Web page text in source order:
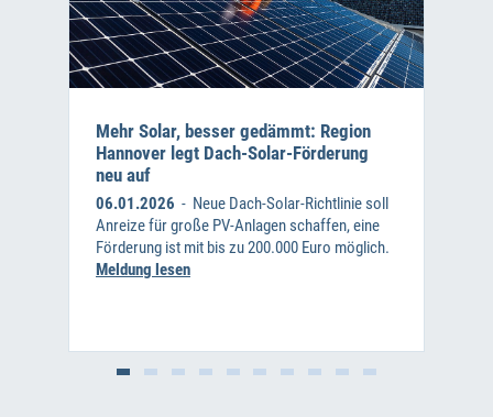
Mehr Solar, besser gedämmt: Region
Hannover legt Dach-Solar-Förderung
neu auf
06.01.2026 - Neue Dach-Solar-Richtlinie soll
Anreize für große PV-Anlagen schaffen, eine
Förderung ist mit bis zu 200.000 Euro möglich.
Meldung lesen